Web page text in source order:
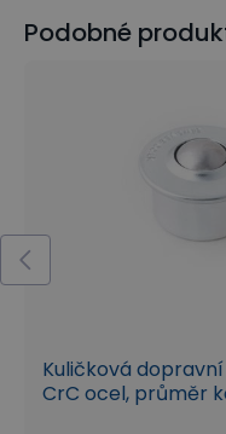
Podobné
Kuličková
CrC ocel, průměr